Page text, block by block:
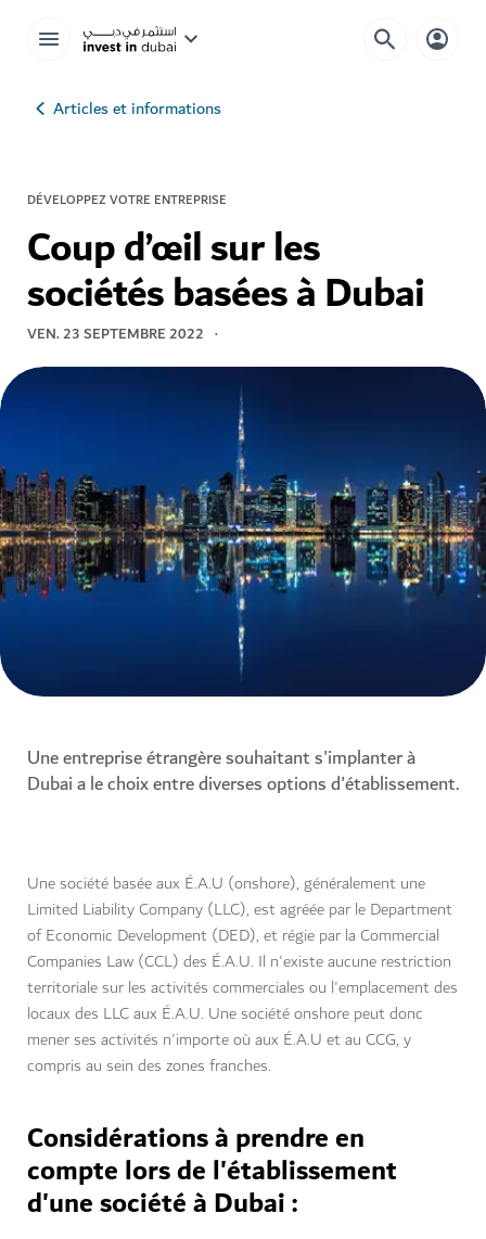
Articles et informations
DÉVELOPPEZ VOTRE ENTREPRISE
Coup d’œil sur les
sociétés basées à Dubai
VEN. 23 SEPTEMBRE 2022
Une entreprise étrangère souhaitant s'implanter à
Dubai a le choix entre diverses options d'établissement.
Une société basée aux É.A.U (onshore), généralement une
Limited Liability Company (LLC), est agréée par le Department
of Economic Development (DED), et régie par la Commercial
Companies Law (CCL) des É.A.U. Il n'existe aucune restriction
territoriale sur les activités commerciales ou l'emplacement des
locaux des LLC aux É.A.U. Une société onshore peut donc
mener ses activités n'importe où aux É.A.U et au CCG, y
compris au sein des zones franches.
Considérations à prendre en
compte lors de l'établissement
d'une société à Dubai :